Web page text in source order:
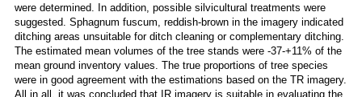
were determined. In addition, possible silvicultural treatments were
suggested. Sphagnum fuscum, reddish-brown in the imagery indicated
ditching areas unsuitable for ditch cleaning or complementary ditching.
The estimated mean volumes of the tree stands were -37-+11% of the
mean ground inventory values. The true proportions of tree species
were in good agreement with the estimations based on the TR imagery.
All in all, it was concluded that IR imagery is suitable in evaluating the